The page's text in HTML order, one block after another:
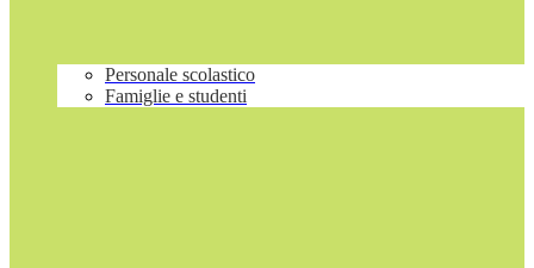
Personale scolastico
Famiglie e studenti